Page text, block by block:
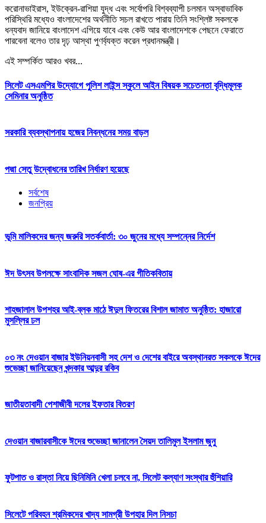
করোনাভাইরাস, ইউক্রেন-রাশিয়া যুদ্ধ এবং সর্বোপরি বিশ্বব্যাপী চলমান অস্বাভাবিক
পরিস্থিরি মধ্যেও বাংলাদেশের অর্থনীতি সচল রাখতে পারায় তিনি সংশ্লিষ্ট সকলকে
ধন্যবাদ জানিয়ে বাংলাদেশ এগিয়ে যাবে এবং কেউ আর বাংলাদেশকে পেছনে ফেরাতে
পারবেনা বলেও তার দৃঢ় আস্থা পুণর্ব্যক্ত করেন প্রধানমন্ত্রী।
এই সম্পর্কিত আরও খবর...
সিলেট এসএমপির উদ্যোগে পুলিশ লাইন্স স্কুলে আইন বিষয়ক সচেতনতা বৃদ্ধিমূলক
সেমিনার অনুষ্ঠিত
সরকারি ব্যবস্থাপনায় হজের নিবন্ধনের সময় বাড়ল
পদ্মা সেতু উদ্বোধনের তারিখ নির্ধারণ হয়েছে
সর্বশেষ
জনপ্রিয়
ভূমি মালিকদের জন্য জরুরি সতর্কবার্তা: ৩০ জুনের মধ্যে সম্পন্নের নির্দেশ
ঈদ উৎসব উপলক্ষে সাংবাদিক সজল ঘোষ-এর গীতিকবিতায়
শাহজালাল উপশহর আই-ব্লক মাঠে ঈদুল ফিতরের বিশাল জামাত অনুষ্ঠিত: হাজারো
মুসল্লির ঢল
০৩ নং দেওয়ান বাজার ইউনিয়নবাসী সহ দেশ ও দেশের বাইরে অবস্থানরত সকলকে ঈদের
শুভেচ্ছা জানিয়েছেন খন্দকার আব্দুর রকিব
জাতীয়তাবাদী পেশাজীবী দলের ইফতার বিতরণ
দেওয়ান বাজারবাসীকে ঈদের শুভেচ্ছা জানালেন সৈয়দ তালিমুল ইসলাম জুনু
ফুটপাত ও রাস্তা নিয়ে ছিনিমিনি খেলা চলবে না, সিলেট কল্যাণ সংস্থার হুঁশিয়ারি
সিলেটে পরিবহন শ্রমিকদের খাদ্য সামগ্রী উপহার দিল নিসচা